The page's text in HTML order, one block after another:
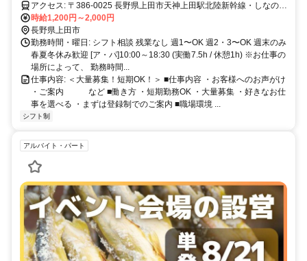
アクセス: 〒386-0025 長野県上田市天神上田駅北陸新幹線・しなの鉄
道・上田電鉄）
時給1,200円～2,000円
長野県上田市
勤務時間・曜日: シフト相談 残業なし 週1〜OK 週2・3〜OK 週末のみ
春夏冬休み歓迎 [ア・パ]10:00～18:30 (実働7.5h / 休憩1h) ※お仕事の
場所によって、 勤務時間...
仕事内容: ＜大量募集！短期OK！＞ ■仕事内容 ・お客様へのお声がけ
・ご案内 など ■働き方 ・短期勤務OK ・大量募集 ・好きなお仕
事を選べる ・まずは登録制でのご案内 ■職場環境 ...
シフト制
アルバイト・パート